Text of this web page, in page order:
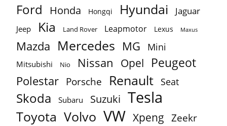
Ford Honda Hongqi Hyundai Jaguar
Jeep Kia Land Rover Leapmotor Lexus Maxus
Mazda Mercedes MG Mini
Mitsubishi Nio Nissan Opel Peugeot
Polestar Porsche Renault Seat
Skoda Subaru Suzuki Tesla
Toyota Volvo VW Xpeng Zeekr